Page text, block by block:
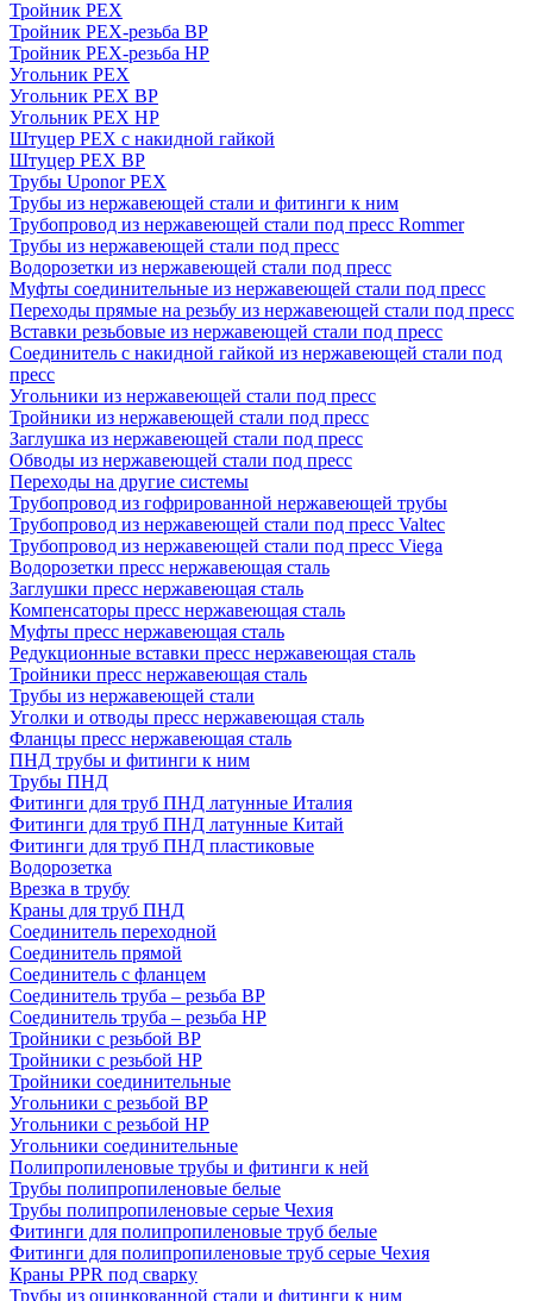
Тройник PEX
Тройник PEX-резьба ВР
Тройник PEX-резьба НР
Угольник PEX
Угольник PEX ВР
Угольник PEX НР
Штуцер PEX c накидной гайкой
Штуцер PEX ВР
Трубы Uponor PEX
Трубы из нержавеющей стали и фитинги к ним
Трубопровод из нержавеющей стали под пресс Rommer
Трубы из нержавеющей стали под пресс
Водорозетки из нержавеющей стали под пресс
Муфты соединительные из нержавеющей стали под пресс
Переходы прямые на резьбу из нержавеющей стали под пресс
Вставки резьбовые из нержавеющей стали под пресс
Соединитель с накидной гайкой из нержавеющей стали под
пресс
Угольники из нержавеющей стали под пресс
Тройники из нержавеющей стали под пресс
Заглушка из нержавеющей стали под пресс
Обводы из нержавеющей стали под пресс
Переходы на другие системы
Трубопровод из гофрированной нержавеющей трубы
Трубопровод из нержавеющей стали под пресс Valtec
Трубопровод из нержавеющей стали под пресс Viega
Водорозетки пресс нержавеющая сталь
Заглушки пресс нержавеющая сталь
Компенсаторы пресс нержавеющая сталь
Муфты пресс нержавеющая сталь
Редукционные вставки пресс нержавеющая сталь
Тройники пресс нержавеющая сталь
Трубы из нержавеющей стали
Уголки и отводы пресс нержавеющая сталь
Фланцы пресс нержавеющая сталь
ПНД трубы и фитинги к ним
Трубы ПНД
Фитинги для труб ПНД латунные Италия
Фитинги для труб ПНД латунные Китай
Фитинги для труб ПНД пластиковые
Водорозетка
Врезка в трубу
Краны для труб ПНД
Соединитель переходной
Соединитель прямой
Соединитель с фланцем
Соединитель труба – резьба ВР
Соединитель труба – резьба НР
Тройники с резьбой ВР
Тройники с резьбой НР
Тройники соединительные
Угольники с резьбой ВР
Угольники с резьбой НР
Угольники соединительные
Полипропиленовые трубы и фитинги к ней
Трубы полипропиленовые белые
Трубы полипропиленовые серые Чехия
Фитинги для полипропиленовые труб белые
Фитинги для полипропиленовые труб серые Чехия
Краны PPR под сварку
Трубы из оцинкованной стали и фитинги к ним